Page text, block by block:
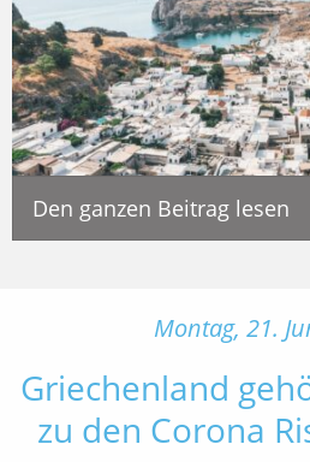
Den ganzen Beitrag lesen
Montag, 21.
Griechenland
zu den Corona